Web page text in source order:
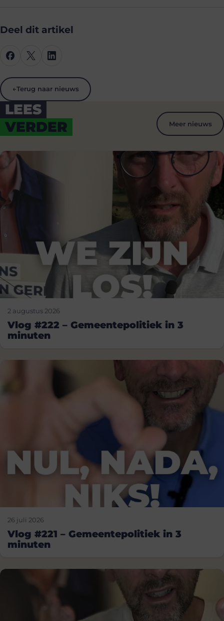
Deel dit artikel
←Terug naar nieuws
LEES
VERDER
Meer nieuws
2 augustus 2026
Vlog #222 – Gemeentepolitiek in 3
minuten
26 juli 2026
Vlog #221 – Gemeentepolitiek in 3
minuten